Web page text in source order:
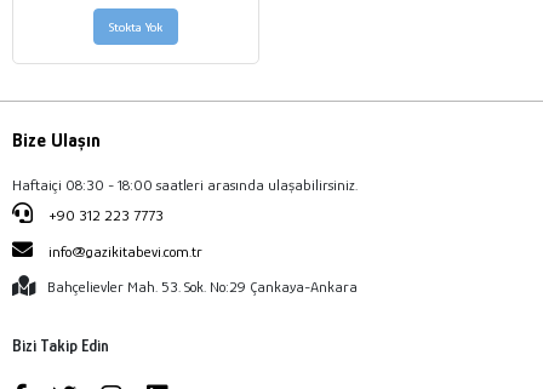
Stokta Yok
Bize Ulaşın
Haftaiçi 08:30 - 18:00 saatleri arasında ulaşabilirsiniz.
+90 312 223 7773
info@gazikitabevi.com.tr
Bahçelievler Mah. 53. Sok. No:29 Çankaya-Ankara
Bizi Takip Edin